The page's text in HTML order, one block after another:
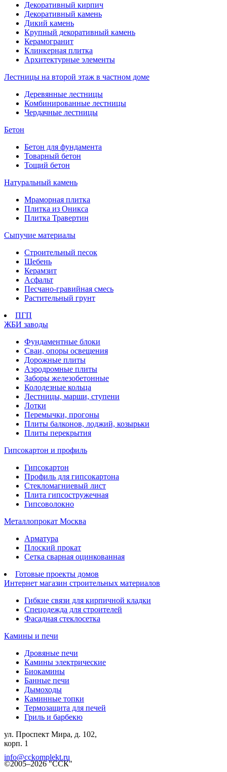
Декоративный кирпич
Декоративный камень
Дикий камень
Крупный декоративный камень
Керамогранит
Клинкерная плитка
Архитектурные элементы
Лестницы на второй этаж в частном доме
Деревянные лестницы
Комбинированные лестницы
Чердачные лестницы
Бетон
Бетон для фундамента
Товарный бетон
Тощий бетон
Натуральный камень
Мраморная плитка
Плитка из Оникса
Плитка Травертин
Сыпучие материалы
Строительный песок
Щебень
Керамзит
Асфальт
Песчано-гравийная смесь
Растительный грунт
ПГП
ЖБИ заводы
Фундаментные блоки
Сваи, опоры освещения
Дорожные плиты
Аэродромные плиты
Заборы железобетонные
Колодезные кольца
Лестницы, марши, ступени
Лотки
Перемычки, прогоны
Плиты балконов, лоджий, козырьки
Плиты перекрытия
Гипсокартон и профиль
Гипсокартон
Профиль для гипсокартона
Стекломагниевый лист
Плита гипсостружечная
Гипсоволокно
Металлопрокат Москва
Арматура
Плоский прокат
Сетка сварная оцинкованная
Готовые проекты домов
Интернет магазин строительных материалов
Гибкие связи для кирпичной кладки
Спецодежда для строителей
Фасадная стеклосетка
Камины и печи
Дровяные печи
Камины электрические
Биокамины
Банные печи
Дымоходы
Каминные топки
Термозащита для печей
Гриль и барбекю
ул. Проспект Мира, д. 102,
корп. 1
info@cckomplekt.ru
©2005–2026 "ССК"